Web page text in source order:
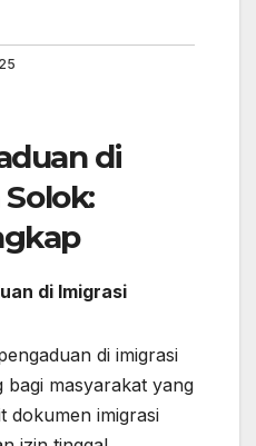
di
di Imigrasi
di imigrasi
bagi masyarakat yang
dokumen imigrasi